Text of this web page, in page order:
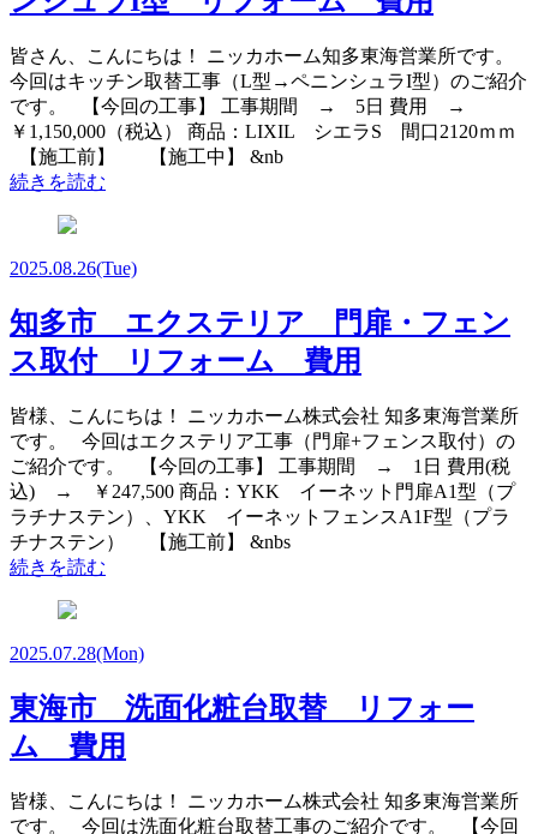
皆さん、こんにちは！ ニッカホーム知多東海営業所です。
今回はキッチン取替工事（L型→ペニンシュラI型）のご紹介
です。 【今回の工事】 工事期間 → 5日 費用 →
￥1,150,000（税込） 商品：LIXIL シエラS 間口2120ｍｍ
【施工前】 【施工中】 &nb
続きを読む
2025.08.26(Tue)
知多市 エクステリア 門扉・フェン
ス取付 リフォーム 費用
皆様、こんにちは！ ニッカホーム株式会社 知多東海営業所
です。 今回はエクステリア工事（門扉+フェンス取付）の
ご紹介です。 【今回の工事】 工事期間 → 1日 費用(税
込) → ￥247,500 商品：YKK イーネット門扉A1型（プ
ラチナステン）、YKK イーネットフェンスA1F型（プラ
チナステン） 【施工前】 &nbs
続きを読む
2025.07.28(Mon)
東海市 洗面化粧台取替 リフォー
ム 費用
皆様、こんにちは！ ニッカホーム株式会社 知多東海営業所
です。 今回は洗面化粧台取替工事のご紹介です。 【今回